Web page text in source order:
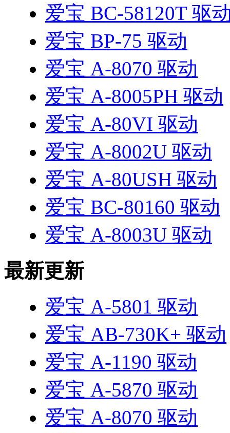
爱宝 BC-58120T 驱
爱宝 BP-75 驱动
爱宝 A-8070 驱动
爱宝 A-8005PH 驱动
爱宝 A-80VI 驱动
爱宝 A-8002U 驱动
爱宝 A-80USH 驱动
爱宝 BC-80160 驱动
爱宝 A-8003U 驱动
最新更新
爱宝 A-5801 驱动
爱宝 AB-730K+ 驱动
爱宝 A-1190 驱动
爱宝 A-5870 驱动
爱宝 A-8070 驱动